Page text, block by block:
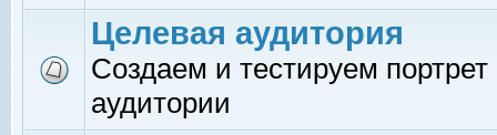
Целевая аудитория
Создаем и тестируем
аудитории